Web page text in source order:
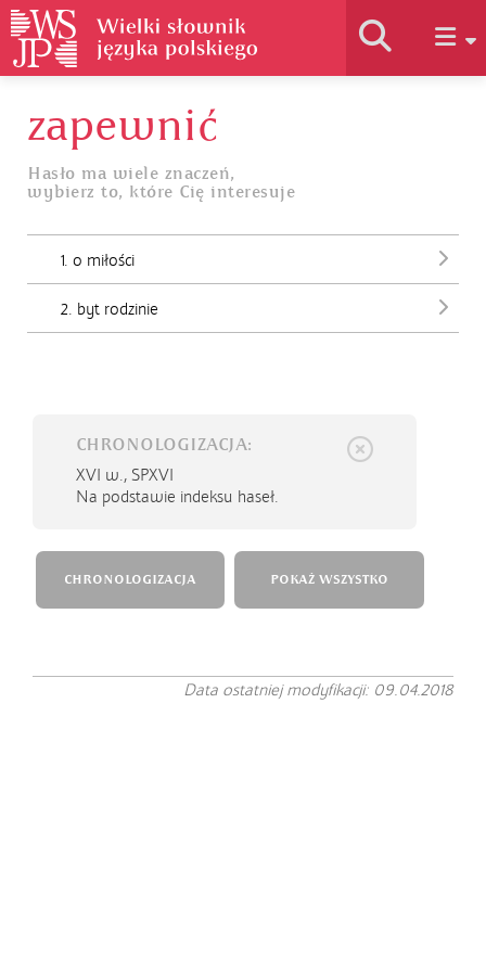
Historia słownika
Jak korzystać
zapewnić
Hasło ma wiele znaczeń,
wybierz to, które Cię interesuje
1. o miłości
2. byt rodzinie
CHRONOLOGIZACJA:
XVI w., SPXVI
Na podstawie indeksu haseł.
CHRONOLOGIZACJA POKAŻ WSZYSTKO
Data ostatniej modyfikacji: 09.04.2018